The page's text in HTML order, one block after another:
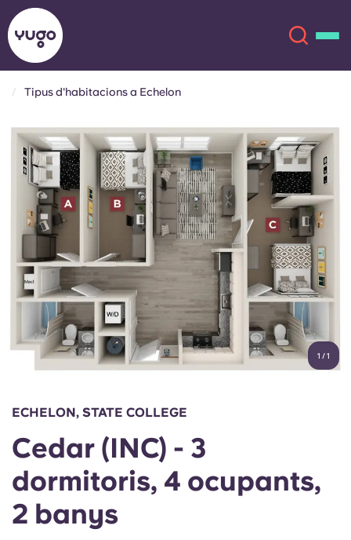
Sobre
Ubicacions
Més
Compte Llengua
English (GB)
Chinese
Español
Selecciona un país
Inicia la sessió
Reserva ara
English (US)
Chinese Español
Català Deutsch
Italian French
Portuguese
Tipus d'habitacions a Echelon
1 /1
ECHELON, STATE COLLEGE
Cedar (INC) - 3
dormitoris, 4 ocupants,
2 banys